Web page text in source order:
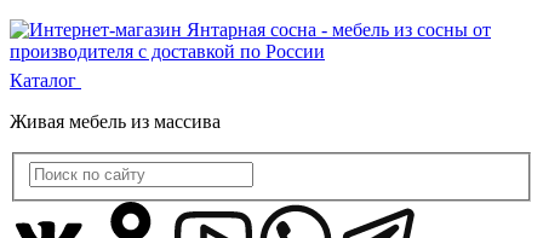
Каталог
Живая мебель из массива